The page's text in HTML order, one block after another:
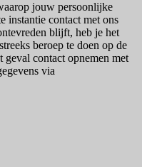
jouw persoonlijke
instantie contact met ons
blijft, heb je het
beroep te doen op de
geval contact opnemen met
via